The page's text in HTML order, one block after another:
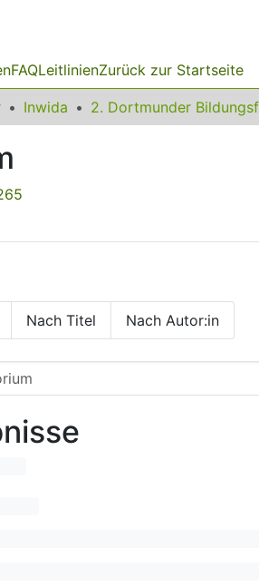
FAQLeitlinienZurück zur Startseite
Inwida
Nach Titel Nach Autor:in